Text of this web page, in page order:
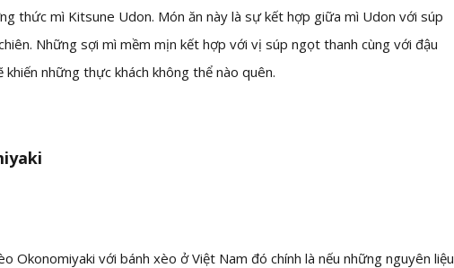
thức mì Kitsune Udon. Món ăn này là sự kết hợp giữa mì Udon với súp
Những sợi mì mềm mịn kết hợp với vị súp ngọt thanh cùng với đậu
khiến những thực khách không thể nào quên.
Okonomiyaki với bánh xèo ở Việt Nam đó chính là nếu những nguyên liệu